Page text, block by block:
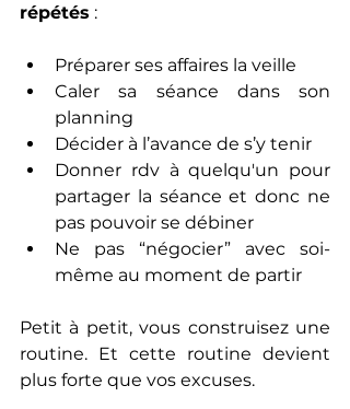
répétés :
Préparer ses affaires la veille
Caler sa séance dans son
planning
Décider à l’avance de s’y tenir
Donner rdv à quelqu'un pour
partager la séance et donc ne
pas pouvoir se débiner
Ne pas “négocier” avec soi-
même au moment de partir
Petit à petit, vous construisez une
routine. Et cette routine devient
plus forte que vos excuses.